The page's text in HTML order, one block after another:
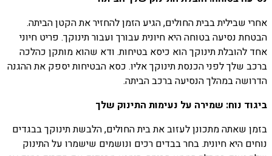
אחרי שבילית בבית החולים, הגיע הזמן להחזיר את הקטן הביתה.
הבטחת נסיעה בטוחה היא חיונית עבורך ועבור תינוקך. פריט חיוני
אחד להובלת תינוקך הוא כיסא בטיחות. ודא שהוא מותקן כהלכה
ברכב שלך לפני הכנסת תינוקך אליו. כסא הבטיחות יספק את ההגנה
הדרושה במהלך הנסיעה ברכב הביתה.
ביגוד נוח: שמירה על נעימות התינוק שלך
בזמן שאתה מתכונן לעזוב את בית החולים, הלבשת תינוקך בבגדים
נוחים היא חיונית. בחר בבדים רכים ונושמים שישמרו על התינוק